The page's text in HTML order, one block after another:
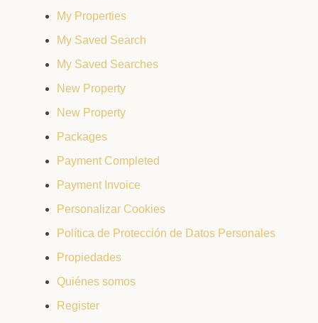
My Properties
My Saved Search
My Saved Searches
New Property
New Property
Packages
Payment Completed
Payment Invoice
Personalizar Cookies
Política de Protección de Datos Personales
Propiedades
Quiénes somos
Register